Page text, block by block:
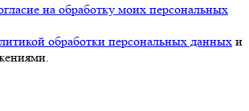
на обработку моих персональных
обработки персональных данных и